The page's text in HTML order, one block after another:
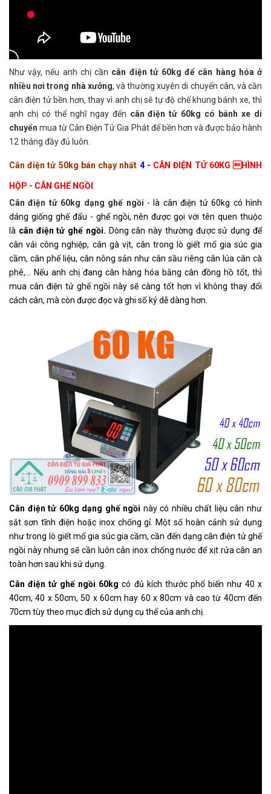
Như vậy, nếu anh chị cần cân điện tử 60kg để cân hàng hóa ở
nhiều nơi trong nhà xưởng, và thường xuyên di chuyển cân, và cần
cân điện tử bền hơn, thay vì anh chị sẽ tự độ chế khung bánh xe, thì
anh chị có thể nghĩ ngay đến cân điện tử 60kg có bánh xe di
chuyển mua từ Cân Điện Tử Gia Phát để bền hơn và được bảo hành
12 tháng đầy đủ luôn.
Cân điện tử 50kg bán chạy nhất 4 - CÂN ĐIỆN TỬ 60KG HÌNH
HỘP - CÂN GHẾ NGỒI
Cân điện tử 60kg dạng ghế ngồi - là cân điện tử 60kg có hình
dáng giống ghế đẩu - ghế ngồi, nên được gọi với tên quen thuộc
là cân điện tử ghế ngồi. Dòng cân này thường được sử dụng để
cân vải công nghiệp, cân gà vịt, cân trong lò giết mổ gia súc gia
cầm, cân phế liệu, cân nông sản như cân sầu riêng cân lúa cân cà
phê,... Nếu anh chị đang cân hàng hóa bằng cân đồng hồ tốt, thì
mua cân điện tử ghế ngồi này sẽ càng tốt hơn vì không thay đổi
cách cân, mà còn được đọc và ghi số ký dễ dàng hơn.
Cân điện tử 60kg dạng ghế ngồi này có nhiều chất liệu cân như
sắt sơn tĩnh điện hoặc inox chống gỉ. Một số hoàn cảnh sử dụng
như trong lò giết mổ gia súc gia cầm, cần đến dạng cân điện tử ghế
ngồi này nhưng sẽ cần luôn cân inox chống nước để xịt rửa cân an
toàn hơn sau khi sử dụng.
Cân điện tử ghế ngồi 60kg có đủ kích thước phổ biến như 40 x
40cm, 40 x 50cm, 50 x 60cm hay 60 x 80cm và cao từ 40cm đến
70cm tùy theo mục đích sử dụng cụ thể của anh chị.